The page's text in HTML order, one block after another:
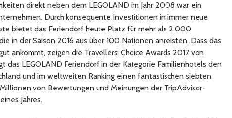
direkt neben dem LEGOLAND im Jahr 2008 war ein
Durch konsequente Investitionen in immer neue
bietet das Feriendorf heute Platz für mehr als 2.000
in der Saison 2016 aus über 100 Nationen anreisten. Dass das
ankommt, zeigen die Travellers‘ Choice Awards 2017 von
das LEGOLAND Feriendorf in der Kategorie Familienhotels den
und im weltweiten Ranking einen fantastischen siebten
von Bewertungen und Meinungen der TripAdvisor-
Jahres.